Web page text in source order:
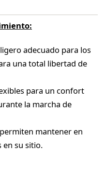
adecuado para los
una total libertad de
para un confort
la marcha de
mantener en
su sitio.